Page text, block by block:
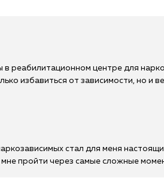
в реабилитационном центре для
избавиться от зависимости, но
стал для меня
пройти через самые сложные